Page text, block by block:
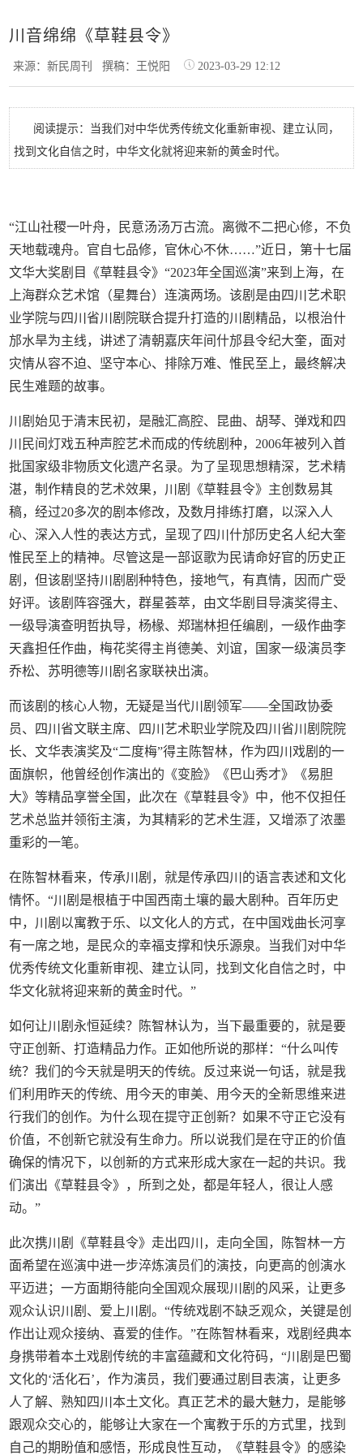
川音绵绵《草鞋县令》
来源：新民周刊撰稿：王悦阳 2023-03-29 12:12
阅读提示：当我们对中华优秀传统文化重新审视、建立认同，
找到文化自信之时，中华文化就将迎来新的黄金时代。
“江山社稷一叶舟，民意汤汤万古流。离微不二把心修，不负
天地载魂舟。官自七品修，官休心不休……”近日，第十七届
文华大奖剧目《草鞋县令》“2023年全国巡演”来到上海，在
上海群众艺术馆（星舞台）连演两场。该剧是由四川艺术职
业学院与四川省川剧院联合提升打造的川剧精品，以根治什
邡水旱为主线，讲述了清朝嘉庆年间什邡县令纪大奎，面对
灾情从容不迫、坚守本心、排除万难、惟民至上，最终解决
民生难题的故事。
川剧始见于清末民初，是融汇高腔、昆曲、胡琴、弹戏和四
川民间灯戏五种声腔艺术而成的传统剧种，2006年被列入首
批国家级非物质文化遗产名录。为了呈现思想精深，艺术精
湛，制作精良的艺术效果，川剧《草鞋县令》主创数易其
稿，经过20多次的剧本修改，及数月排练打磨，以深入人
心、深入人性的表达方式，呈现了四川什邡历史名人纪大奎
惟民至上的精神。尽管这是一部讴歌为民请命好官的历史正
剧，但该剧坚持川剧剧种特色，接地气，有真情，因而广受
好评。该剧阵容强大，群星荟萃，由文华剧目导演奖得主、
一级导演查明哲执导，杨椽、郑瑞林担任编剧，一级作曲李
天鑫担任作曲，梅花奖得主肖德美、刘谊，国家一级演员李
乔松、苏明德等川剧名家联袂出演。
而该剧的核心人物，无疑是当代川剧领军——全国政协委
员、四川省文联主席、四川艺术职业学院及四川省川剧院院
长、文华表演奖及“二度梅”得主陈智林，作为四川戏剧的一
面旗帜，他曾经创作演出的《变脸》《巴山秀才》《易胆
大》等精品享誉全国，此次在《草鞋县令》中，他不仅担任
艺术总监并领衔主演，为其精彩的艺术生涯，又增添了浓墨
重彩的一笔。
在陈智林看来，传承川剧，就是传承四川的语言表述和文化
情怀。“川剧是根植于中国西南土壤的最大剧种。百年历史
中，川剧以寓教于乐、以文化人的方式，在中国戏曲长河享
有一席之地，是民众的幸福支撑和快乐源泉。当我们对中华
优秀传统文化重新审视、建立认同，找到文化自信之时，中
华文化就将迎来新的黄金时代。”
如何让川剧永恒延续？陈智林认为，当下最重要的，就是要
守正创新、打造精品力作。正如他所说的那样：“什么叫传
统？我们的今天就是明天的传统。反过来说一句话，就是我
们利用昨天的传统、用今天的审美、用今天的全新思维来进
行我们的创作。为什么现在提守正创新？如果不守正它没有
价值，不创新它就没有生命力。所以说我们是在守正的价值
确保的情况下，以创新的方式来形成大家在一起的共识。我
们演出《草鞋县令》，所到之处，都是年轻人，很让人感
动。”
此次携川剧《草鞋县令》走出四川，走向全国，陈智林一方
面希望在巡演中进一步淬炼演员们的演技，向更高的创演水
平迈进；一方面期待能向全国观众展现川剧的风采，让更多
观众认识川剧、爱上川剧。“传统戏剧不缺乏观众，关键是创
作出让观众接纳、喜爱的佳作。”在陈智林看来，戏剧经典本
身携带着本土戏剧传统的丰富蕴藏和文化符码，“川剧是巴蜀
文化的‘活化石’，作为演员，我们要通过剧目表演，让更多
人了解、熟知四川本土文化。真正艺术的最大魅力，是能够
跟观众交心的，能够让大家在一个寓教于乐的方式里，找到
自己的期盼值和感悟，形成良性互动，《草鞋县令》的感染